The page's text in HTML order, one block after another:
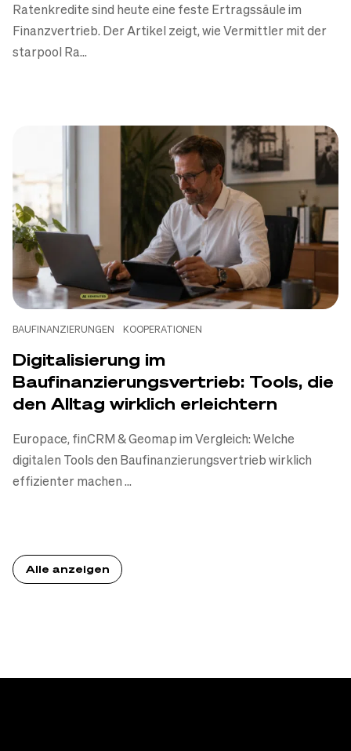
Ratenkredite sind heute eine feste Ertragssäule im
Finanzvertrieb. Der Artikel zeigt, wie Vermittler mit der
starpool Ra...
BAUFINANZIERUNGEN KOOPERATIONEN
Digitalisierung im
Baufinanzierungsvertrieb: Tools, die
den Alltag wirklich erleichtern
Europace, finCRM & Geomap im Vergleich: Welche
digitalen Tools den Baufinanzierungsvertrieb wirklich
effizienter machen ...
Alle anzeigen